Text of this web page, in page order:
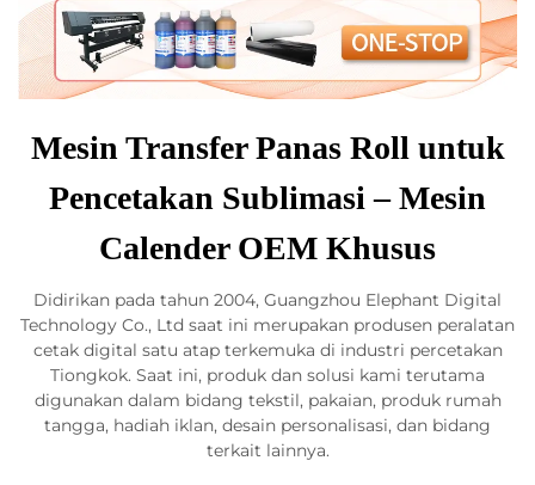
Mesin Transfer Panas Roll untuk
Pencetakan Sublimasi – Mesin
Calender OEM Khusus
Didirikan pada tahun 2004, Guangzhou Elephant Digital
Technology Co., Ltd saat ini merupakan produsen peralatan
cetak digital satu atap terkemuka di industri percetakan
Tiongkok. Saat ini, produk dan solusi kami terutama
digunakan dalam bidang tekstil, pakaian, produk rumah
tangga, hadiah iklan, desain personalisasi, dan bidang
terkait lainnya.